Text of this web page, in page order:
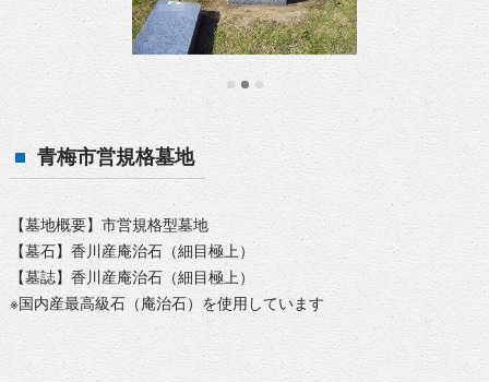
青梅市営規格墓地
【墓地概要】市営規格型墓地
【墓石】香川産庵治石（細目極上）
【墓誌】香川産庵治石（細目極上）
※国内産最高級石（庵治石）を使用しています